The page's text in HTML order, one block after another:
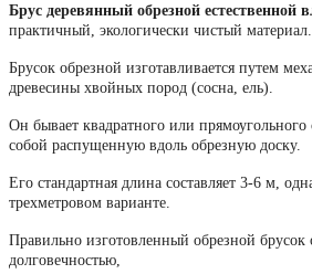
Брус деревянный обрезной естественной
практичный, экологически чистый материал.
Брусок обрезной изготавливается путем
древесины хвойных пород (сосна, ель).
Он бывает квадратного или прямоугольного
собой распущенную вдоль обрезную доску.
Его стандартная длина составляет 3-6 м,
трехметровом варианте.
Правильно изготовленный обрезной брусок
долговечностью,